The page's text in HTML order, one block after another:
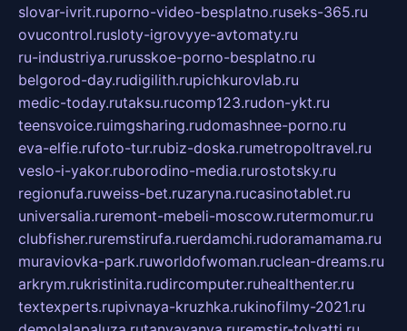
slovar-ivrit.ruporno-video-besplatno.ruseks-365.ru
ovucontrol.rusloty-igrovyye-avtomaty.ru
ru-industriya.rurusskoe-porno-besplatno.ru
belgorod-day.rudigilith.rupichkurovlab.ru
medic-today.rutaksu.rucomp123.rudon-ykt.ru
teensvoice.ruimgsharing.rudomashnee-porno.ru
eva-elfie.rufoto-tur.rubiz-doska.rumetropoltravel.ru
veslo-i-yakor.ruborodino-media.rurostotsky.ru
regionufa.ruweiss-bet.ruzaryna.rucasinotablet.ru
universalia.ruremont-mebeli-moscow.rutermomur.ru
clubfisher.ruremstirufa.ruerdamchi.rudoramamama.ru
muraviovka-park.ruworldofwoman.ruclean-dreams.ru
arkrym.rukristinita.rudircomputer.ruhealthenter.ru
textexperts.rupivnaya-kruzhka.rukinofilmy-2021.ru